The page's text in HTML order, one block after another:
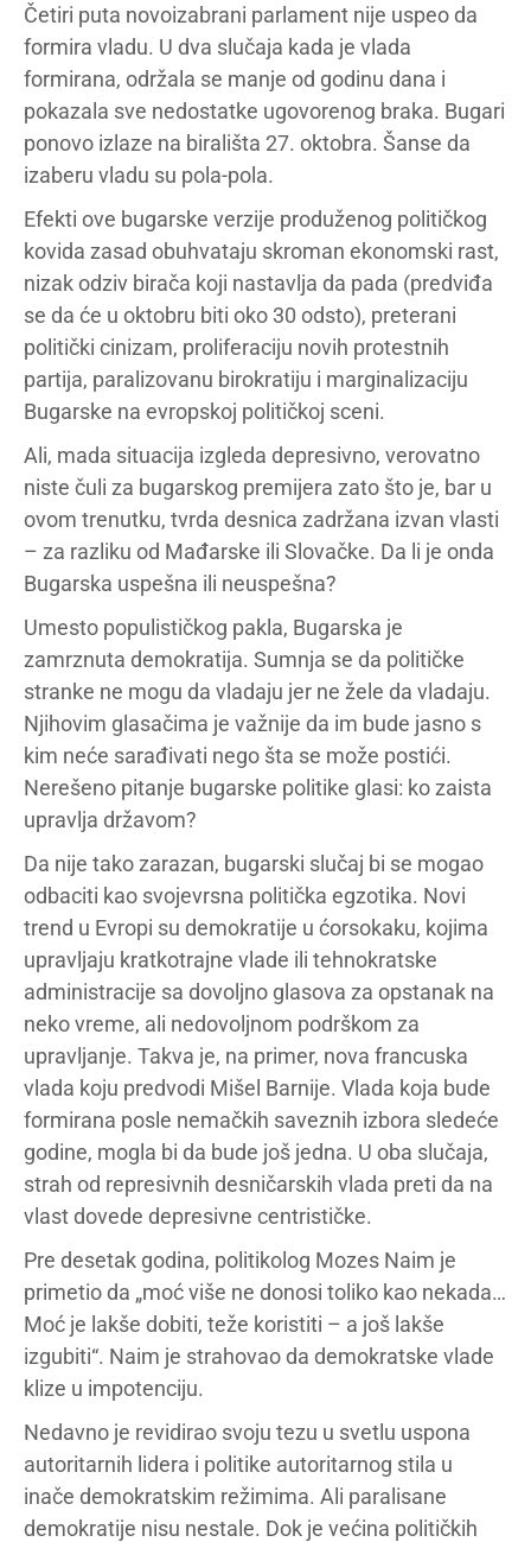
Četiri puta novoizabrani parlament nije uspeo da
formira vladu. U dva slučaja kada je vlada
formirana, održala se manje od godinu dana i
pokazala sve nedostatke ugovorenog braka. Bugari
ponovo izlaze na birališta 27. oktobra. Šanse da
izaberu vladu su pola-pola.
Efekti ove bugarske verzije produženog političkog
kovida zasad obuhvataju skroman ekonomski rast,
nizak odziv birača koji nastavlja da pada (predviđa
se da će u oktobru biti oko 30 odsto), preterani
politički cinizam, proliferaciju novih protestnih
partija, paralizovanu birokratiju i marginalizaciju
Bugarske na evropskoj političkoj sceni.
Ali, mada situacija izgleda depresivno, verovatno
niste čuli za bugarskog premijera zato što je, bar u
ovom trenutku, tvrda desnica zadržana izvan vlasti
– za razliku od Mađarske ili Slovačke. Da li je onda
Bugarska uspešna ili neuspešna?
Umesto populističkog pakla, Bugarska je
zamrznuta demokratija. Sumnja se da političke
stranke ne mogu da vladaju jer ne žele da vladaju.
Njihovim glasačima je važnije da im bude jasno s
kim neće sarađivati nego šta se može postići.
Nerešeno pitanje bugarske politike glasi: ko zaista
upravlja državom?
Da nije tako zarazan, bugarski slučaj bi se mogao
odbaciti kao svojevrsna politička egzotika. Novi
trend u Evropi su demokratije u ćorsokaku, kojima
upravljaju kratkotrajne vlade ili tehnokratske
administracije sa dovoljno glasova za opstanak na
neko vreme, ali nedovoljnom podrškom za
upravljanje. Takva je, na primer, nova francuska
vlada koju predvodi Mišel Barnije. Vlada koja bude
formirana posle nemačkih saveznih izbora sledeće
godine, mogla bi da bude još jedna. U oba slučaja,
strah od represivnih desničarskih vlada preti da na
vlast dovede depresivne centrističke.
Pre desetak godina, politikolog Mozes Naim je
primetio da „moć više ne donosi toliko kao nekada…
Moć je lakše dobiti, teže koristiti – a još lakše
izgubiti“. Naim je strahovao da demokratske vlade
klize u impotenciju.
Nedavno je revidirao svoju tezu u svetlu uspona
autoritarnih lidera i politike autoritarnog stila u
inače demokratskim režimima. Ali paralisane
demokratije nisu nestale. Dok je većina političkih